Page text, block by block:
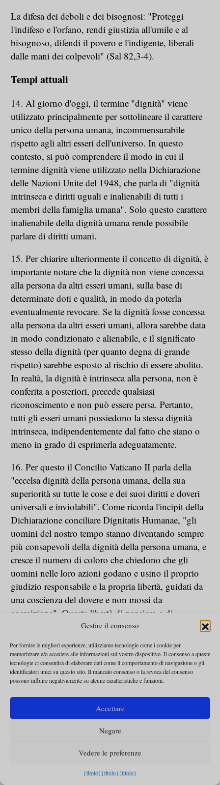
Gestire il consenso
Per fornire le migliori esperienze, utilizziamo tecnologie come i cookie per
memorizzare e/o accedere alle informazioni sul vostro dispositivo. Il consenso a queste
tecnologie ci consentirà di elaborare dati come il comportamento di navigazione o gli
identificatori unici su questo sito. Il mancato consenso o la revoca del consenso
possono influire negativamente su alcune caratteristiche e funzioni.
Accettare
Negare
Vedere le preferenze
{titolo}{titolo}{titolo}
La difesa dei deboli e dei bisognosi: "Proteggi
l'indifeso e l'orfano, rendi giustizia all'umile e al
bisognoso, difendi il povero e l'indigente, liberali
dalle mani dei colpevoli" (Sal 82,3-4).
Tempi attuali
14. Al giorno d'oggi, il termine "dignità" viene
utilizzato principalmente per sottolineare il carattere
unico della persona umana, incommensurabile
rispetto agli altri esseri dell'universo. In questo
contesto, si può comprendere il modo in cui il
termine dignità viene utilizzato nella Dichiarazione
delle Nazioni Unite del 1948, che parla di "dignità
intrinseca e diritti uguali e inalienabili di tutti i
membri della famiglia umana". Solo questo carattere
inalienabile della dignità umana rende possibile
parlare di diritti umani.
15. Per chiarire ulteriormente il concetto di dignità, è
importante notare che la dignità non viene concessa
alla persona da altri esseri umani, sulla base di
determinate doti e qualità, in modo da poterla
eventualmente revocare. Se la dignità fosse concessa
alla persona da altri esseri umani, allora sarebbe data
in modo condizionato e alienabile, e il significato
stesso della dignità (per quanto degna di grande
rispetto) sarebbe esposto al rischio di essere abolito.
In realtà, la dignità è intrinseca alla persona, non è
conferita a posteriori, precede qualsiasi
riconoscimento e non può essere persa. Pertanto,
tutti gli esseri umani possiedono la stessa dignità
intrinseca, indipendentemente dal fatto che siano o
meno in grado di esprimerla adeguatamente.
16. Per questo il Concilio Vaticano II parla della
"eccelsa dignità della persona umana, della sua
superiorità su tutte le cose e dei suoi diritti e doveri
universali e inviolabili". Come ricorda l'incipit della
Dichiarazione conciliare Dignitatis Humanae, "gli
uomini del nostro tempo stanno diventando sempre
più consapevoli della dignità della persona umana, e
cresce il numero di coloro che chiedono che gli
uomini nelle loro azioni godano e usino il proprio
giudizio responsabile e la propria libertà, guidati da
una coscienza del dovere e non mossi da
coercizione". Questa libertà di pensiero e di
coscienza, sia individuale che comunitaria, si basa
conosciuta dalla parola di Dio rivelata e dalla stessa
ragione naturale". Lo stesso magistero ecclesiale ha
maturato, sempre più pienamente, il significato di
implicazioni ad essa connesse, arrivando a
comprendere che la dignità di ogni essere umano è
tale al di là di ogni circostanza.
2. La Chiesa proclama, promuove e si fa
garante della dignità umana.